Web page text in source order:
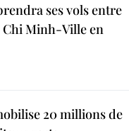
ses vols entre
Minh-Ville en
20 millions de